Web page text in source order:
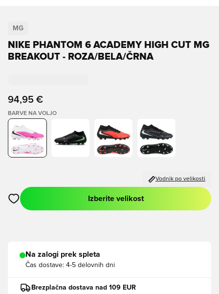
MG
NIKE PHANTOM 6 ACADEMY HIGH CUT MG
BREAKOUT - ROZA/BELA/ČRNA
94,95 €
BARVE NA VOLJO
Vodnik po velikosti
Odpre Modal za prijavo ali vpis kot član
Izberite velikost
Na zalogi prek spleta
Čas dostave: 4-5 delovnih dni
Brezplačna dostava nad 109 EUR